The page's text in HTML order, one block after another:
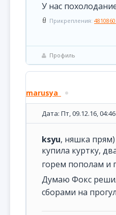
У нас
Прикрепления:
Профиль
marusya_
Дата: Пт, 09.12.16,
ksyu, няшка
купила куртку,
горем пополам и
Думаю Фокс
сборами на